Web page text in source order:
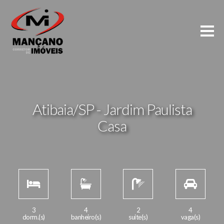
Atibaia/SP - Jardim Paulista
Casa
3
dorm.(s)
4
banheiro(s)
2
suite(s)
4
vaga(s)